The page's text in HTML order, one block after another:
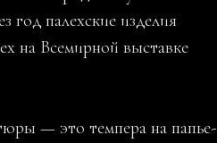
год палехские изделия
на Всемирной выставке
— это темпера на папье-